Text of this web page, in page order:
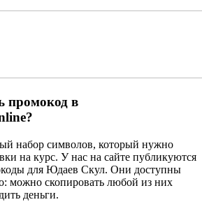
промокод в
набор символов, который нужно
на курс. У нас на сайте публикуются
для Юдаев Скул. Они доступны
можно скопировать любой из них
деньги.